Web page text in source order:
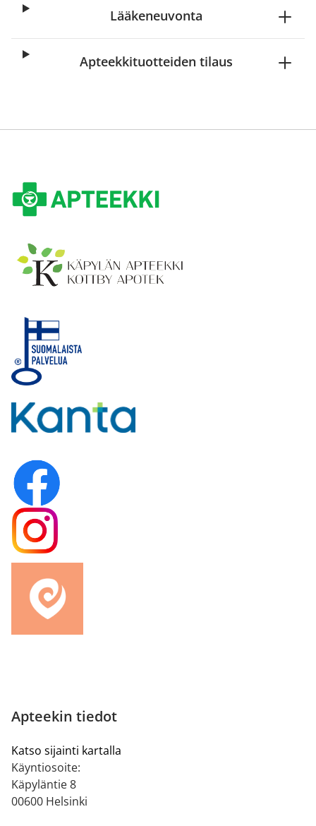
Lääkeneuvonta
Apteekkituotteiden tilaus
Apteekin tiedot
Katso sijainti kartalla
Käyntiosoite:
Käpyläntie 8
00600 Helsinki